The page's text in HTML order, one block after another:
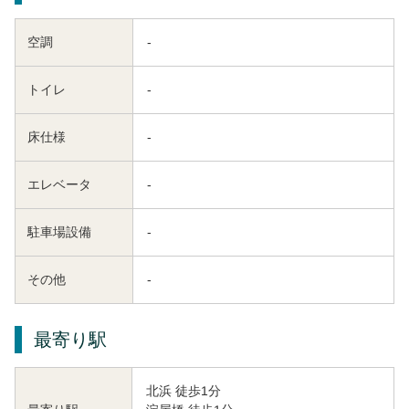
空調 -
トイレ -
床仕様 -
エレベータ -
駐車場設備 -
その他 -
最寄り駅
北浜 徒歩1分